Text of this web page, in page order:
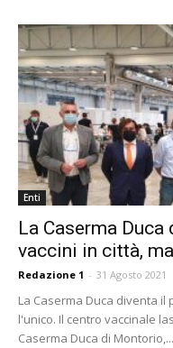
Enti
La Caserma
vaccini in città,
Redazione 1 - 31 Agosto 2021
La Caserma Duca diventa
l'unico. Il centro vaccinale
Caserma Duca di Montorio,...